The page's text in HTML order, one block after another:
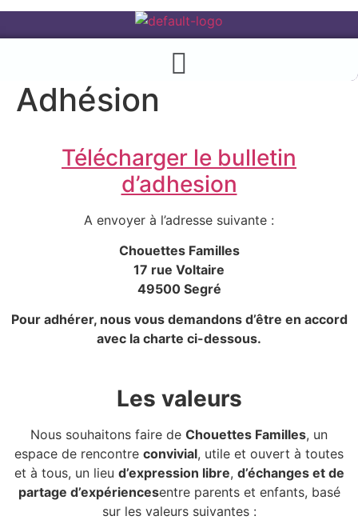
Adhésion
Télécharger le bulletin
d’adhesion
A envoyer à l’adresse suivante :
Chouettes Familles
17 rue Voltaire
49500 Segré
Pour adhérer, nous vous demandons d’être en accord
avec la charte ci-dessous.
Les valeurs
Nous souhaitons faire de Chouettes Familles, un
espace de rencontre convivial, utile et ouvert à toutes
et à tous, un lieu d’expression libre, d’échanges et de
partage d’expériencesentre parents et enfants, basé
sur les valeurs suivantes :